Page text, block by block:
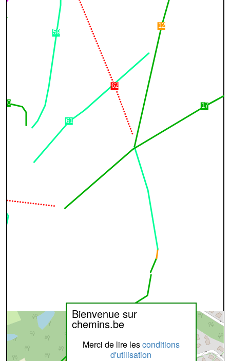
Bienvenue sur
chemins.be
Merci de lire lesconditions
d'utilisation